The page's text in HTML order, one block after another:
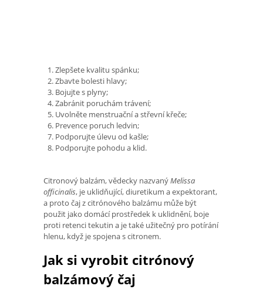
Zlepšete kvalitu spánku;
Zbavte bolesti hlavy;
Bojujte s plyny;
Zabránit poruchám trávení;
Uvolněte menstruační a střevní křeče;
Prevence poruch ledvin;
Podporujte úlevu od kašle;
Podporujte pohodu a klid.
Citronový balzám, vědecky nazvanýMelissa
officinalis, je uklidňující, diuretikum a expektorant,
a proto čaj z citrónového balzámu může být
použit jako domácí prostředek k uklidnění, boje
proti retenci tekutin a je také užitečný pro potírání
hlenu, když je spojena s citronem.
Jak si vyrobit citrónový
balzámový čaj